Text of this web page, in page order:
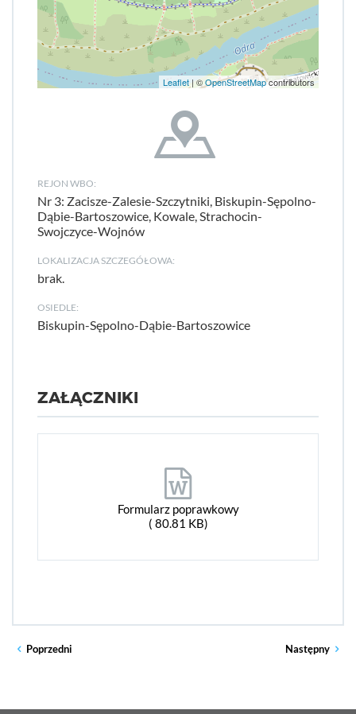
Leaflet | ©OpenStreetMapcontributors
REJON WBO:
Nr 3: Zacisze-Zalesie-Szczytniki, Biskupin-Sępolno-
Dąbie-Bartoszowice, Kowale, Strachocin-
Swojczyce-Wojnów
LOKALIZACJA SZCZEGÓŁOWA:
brak.
OSIEDLE:
Biskupin-Sępolno-Dąbie-Bartoszowice
ZAŁĄCZNIKI
Formularz poprawkowy
( 80.81 KB)
Poprzedni Następny